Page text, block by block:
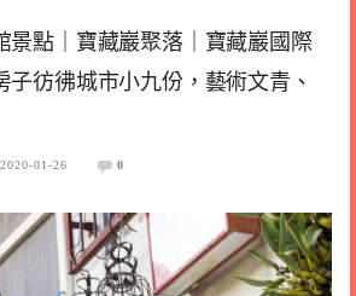
景點｜寶藏巖聚落｜寶藏巖國際
子彷彿城市小九份，藝術文青、
2020-01-26 0